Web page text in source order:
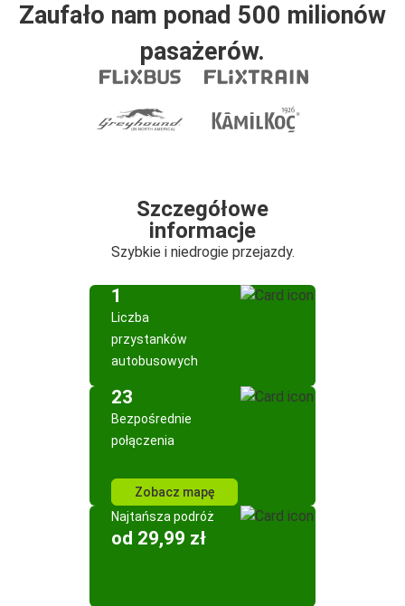
Zaufało nam ponad 500 milionów
pasażerów.
Szczegółowe
informacje
Szybkie i niedrogie przejazdy.
1
Liczba
przystanków
autobusowych
23
Bezpośrednie
połączenia
Zobacz mapę
Najtańsza podróż
od 29,99 zł